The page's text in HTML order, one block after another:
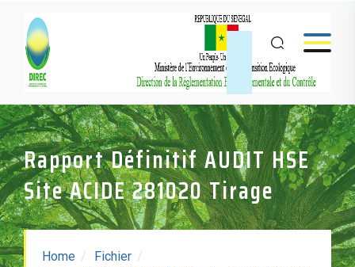
Rapport Définitif AUDIT HSE
Site ACIDE 281020 Tirage
Home
Fichier